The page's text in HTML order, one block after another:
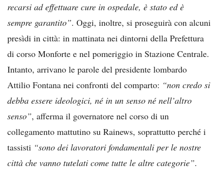
recarsi ad effettuare cure in ospedale, è stato ed è
sempre garantito”. Oggi, inoltre, si proseguirà con alcuni
presìdi in città: in mattinata nei dintorni della Prefettura
di corso Monforte e nel pomeriggio in Stazione Centrale.
Intanto, arrivano le parole del presidente lombardo
Attilio Fontana nei confronti del comparto: “non credo si
debba essere ideologici, né in un senso né nell’altro
senso”, afferma il governatore nel corso di un
collegamento mattutino su Rainews, soprattutto perché i
tassisti “sono dei lavoratori fondamentali per le nostre
città che vanno tutelati come tutte le altre categorie”.